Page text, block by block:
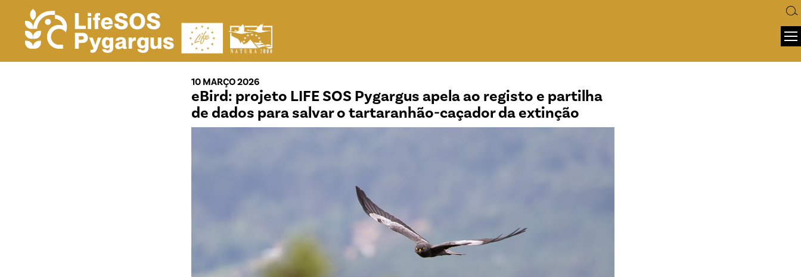
10 MARÇO 2026
eBird: projeto LIFE SOS Pygargus apela ao registo e partilha
de dados para salvar o tartaranhão-caçador da extinção